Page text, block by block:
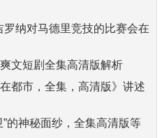
纳对马德里竞技的比赛会在
文短剧全集高清版解析
都市，全集，高清版》讲述
的神秘面纱，全集高清版等